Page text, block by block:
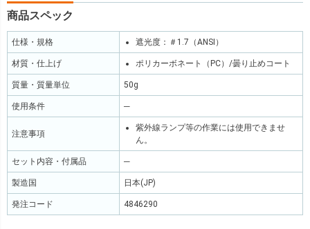
商品スペック
仕様・規格 遮光度：＃1.7（ANSI）
材質・仕上げ ポリカーボネート（PC）/曇り止めコート
質量・質量単位 50g
使用条件 ─
注意事項
紫外線ランプ等の作業には使用できませ
ん。
セット内容・付属品 ─
製造国 日本(JP)
発注コード 4846290